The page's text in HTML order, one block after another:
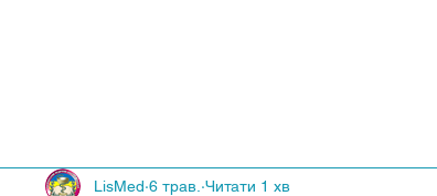
LisMed 6 трав. Читати 1 хв